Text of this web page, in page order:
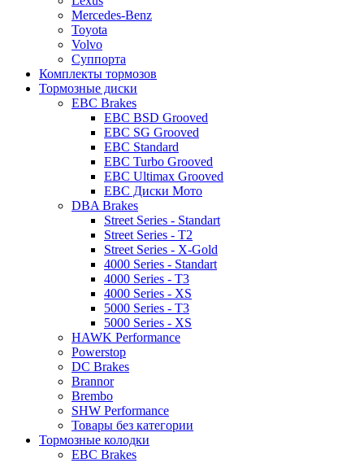
Mercedes-Benz
Toyota
Volvo
Суппорта
Комплекты тормозов
Тормозные диски
EBC Brakes
EBC BSD Grooved
EBC SG Grooved
EBC Standard
EBC Turbo Grooved
EBC Ultimax Grooved
EBC Диски Мото
DBA Brakes
Street Series - Standart
Street Series - T2
Street Series - X-Gold
4000 Series - Standart
4000 Series - T3
4000 Series - XS
5000 Series - T3
5000 Series - XS
HAWK Performance
Powerstop
DC Brakes
Brannor
Brembo
SHW Performance
Товары без категории
Тормозные колодки
EBC Brakes